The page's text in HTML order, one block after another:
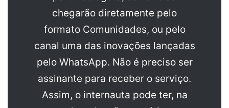
chegarão diretamente pelo
formato Comunidades, ou pelo
canal uma das inovações lançadas
pelo WhatsApp. Não é preciso ser
assinante para receber o serviço.
Assim, o internauta pode ter, na